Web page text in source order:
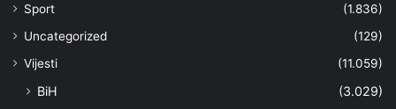
Sport
(1.836)
Uncategorized
(129)
Vijesti
(11.059)
BiH
(3.029)